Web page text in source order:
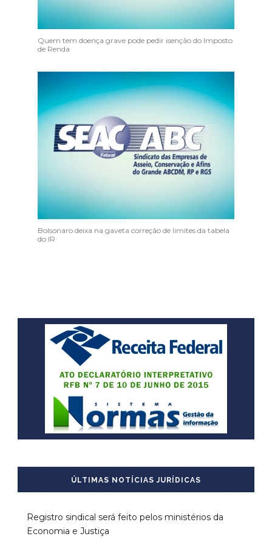
Quem tem doença grave pode pedir isenção do Imposto
de Renda
Bolsonaro deixa na gaveta correção de limites da tabela
do IR
ÚLTIMAS NOTÍCIAS JURÍDICAS
Registro sindical será feito pelos ministérios da
Economia e Justiça